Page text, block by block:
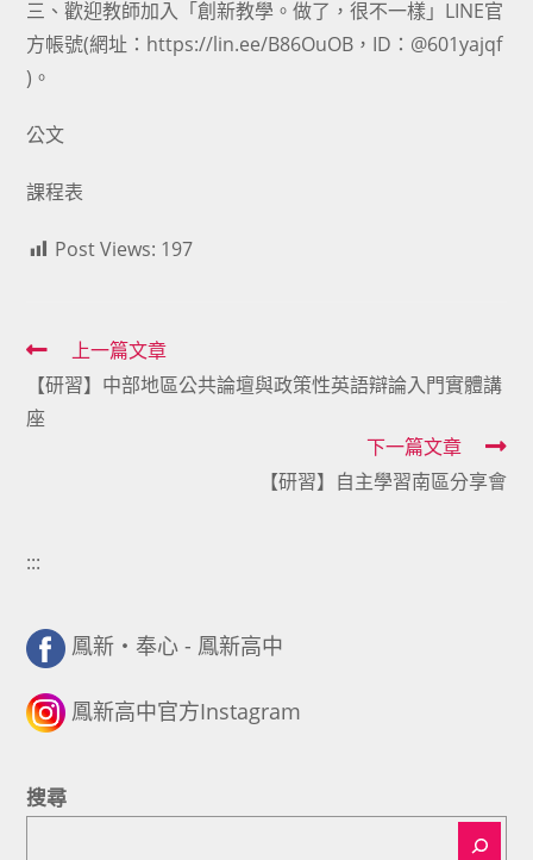
三、歡迎教師加入「創新教學。做了，很不一樣」LINE官
方帳號(網址：https://lin.ee/B86OuOB，ID：@601yajqf
)。
公文
課程表
Post Views: 197
Read
more
articles
上一篇文章
【研習】中部地區公共論壇與政策性英語辯論入門實體講
座
下一篇文章
【研習】自主學習南區分享會
:::
鳳新・奉心 - 鳳新高中
鳳新高中官方Instagram
搜尋